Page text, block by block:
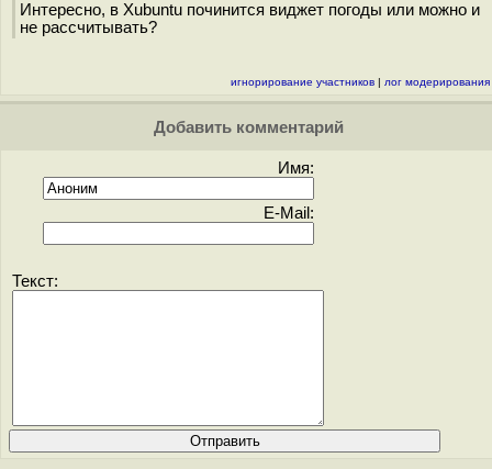
Интересно, в Xubuntu починится виджет погоды или можно и
не рассчитывать?
игнорирование участников | лог модерирования
Добавить комментарий
Имя:
E-Mail:
Текст: